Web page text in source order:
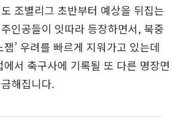
조별리그 초반부터 예상을 뒤집는
인공들이 잇따라 등장하면서, 북중
잼’ 우려를 빠르게 지워가고 있는데
서 축구사에 기록될 또 다른 명장면
해집니다.